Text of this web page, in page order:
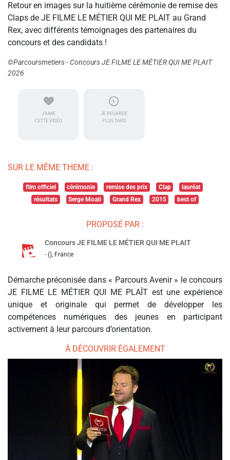
Retour en images sur la huitième cérémonie de remise des
Claps de JE FILME LE MÉTIER QUI ME PLAIT au Grand
Rex, avec différents témoignages des partenaires du
concours et des candidats !
©Parcoursmetiers - Concours JE FILME LE MÉTIER QUI ME PLAIT
2026
J'AIME
CETTE VIDÉO
JE REGARDE
PLUS TARD
SUR LE MÊME THEME :
film officiel cérémonie remise des prix Clap
lauréat
résultats
Serge Moati Grand Rex 2015 best of
PROPOSÉ PAR :
Concours JE FILME LE MÉTIER QUI ME PLAIT
- (), France
Démarche préconisée dans « Parcours Avenir » le concours
JE FILME LE MÉTIER QUI ME PLAÎT est une expérience
unique et originale qui permet de développer les
compétences numériques des jeunes en participant
activement à leur parcours d’orientation.
À DÉCOUVRIR ÉGALEMENT